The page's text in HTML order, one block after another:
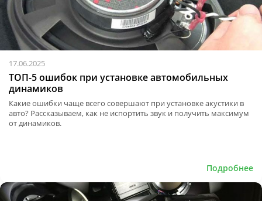
17.06.2025
ТОП-5 ошибок при установке автомобильных
динамиков
Какие ошибки чаще всего совершают при установке акустики в
авто? Рассказываем, как не испортить звук и получить максимум
от динамиков.
Подробнее